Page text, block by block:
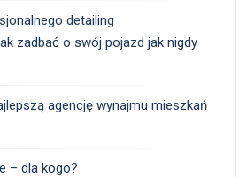
detailing
zadbać o swój pojazd jak nigdy
agencję wynajmu mieszkań
– dla kogo?